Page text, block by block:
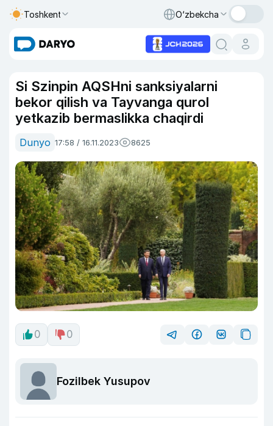
Toshkent O‘zbekcha
Si Szinpin AQSHni sanksiyalarni
bekor qilish va Tayvanga qurol
yetkazib bermaslikka chaqirdi
Dunyo 17:58 / 16.11.2023 8625
0 0
Fozilbek Yusupov